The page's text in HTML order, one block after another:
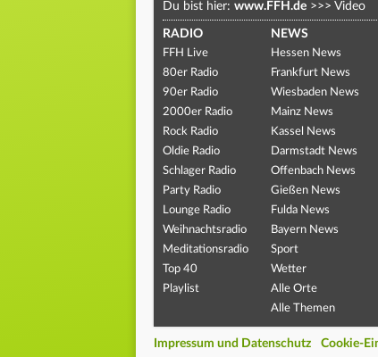
Du bist hier: www.FFH.de >>> Video
RADIO
FFH Live
80er Radio
90er Radio
2000er Radio
Rock Radio
Oldie Radio
Schlager Radio
Party Radio
Lounge Radio
Weihnachtsradio
Meditationsradio
Top 40
Playlist
NEWS
Hessen News
Frankfurt News
Wiesbaden News
Mainz News
Kassel News
Darmstadt News
Offenbach News
Gießen News
Fulda News
Bayern News
Sport
Wetter
Alle Orte
Alle Themen
Impressum und Datenschutz Cookie-